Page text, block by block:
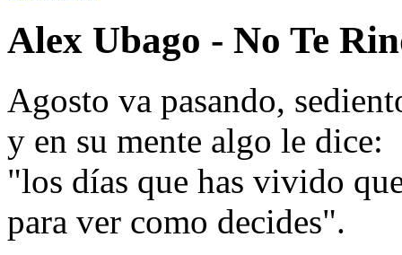
Alex Ubago - No Te
Agosto va pasando,
y en su mente algo le dice:
"los días que has vivido
para ver como decides".